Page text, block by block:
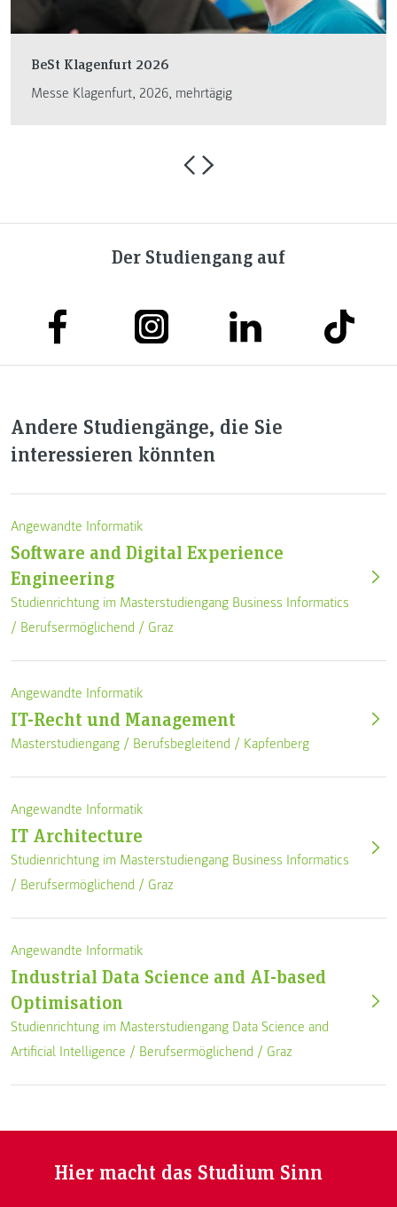
BeSt Klagenfurt 2026
Messe Klagenfurt, 2026, mehrtägig
Der Studiengang auf
Andere Studiengänge, die Sie
interessieren könnten
Angewandte Informatik
Software and Digital Experience
Engineering
Studienrichtung im Masterstudiengang Business Informatics
/ Berufsermöglichend / Graz
Angewandte Informatik
IT-Recht und Management
Masterstudiengang / Berufsbegleitend / Kapfenberg
Angewandte Informatik
IT Architecture
Studienrichtung im Masterstudiengang Business Informatics
/ Berufsermöglichend / Graz
Angewandte Informatik
Industrial Data Science and AI-based
Optimisation
Studienrichtung im Masterstudiengang Data Science and
Artificial Intelligence / Berufsermöglichend / Graz
Hier macht das Studium Sinn